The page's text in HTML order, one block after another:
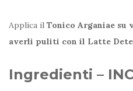
Applica il Tonico Arganiae su
averli puliti con il Latte
Ingredienti –